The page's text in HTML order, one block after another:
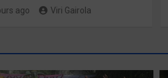
ago Viri Gairola